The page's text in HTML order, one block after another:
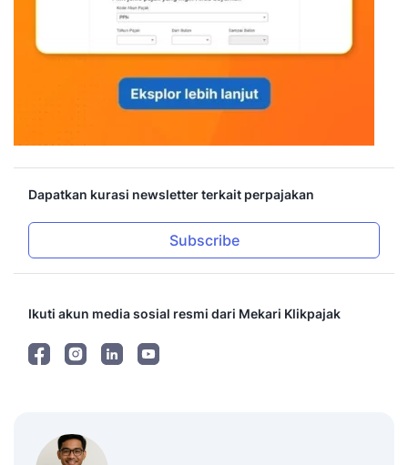
Dapatkan kurasi newsletter terkait perpajakan
Subscribe
Ikuti akun media sosial resmi dari Mekari Klikpajak